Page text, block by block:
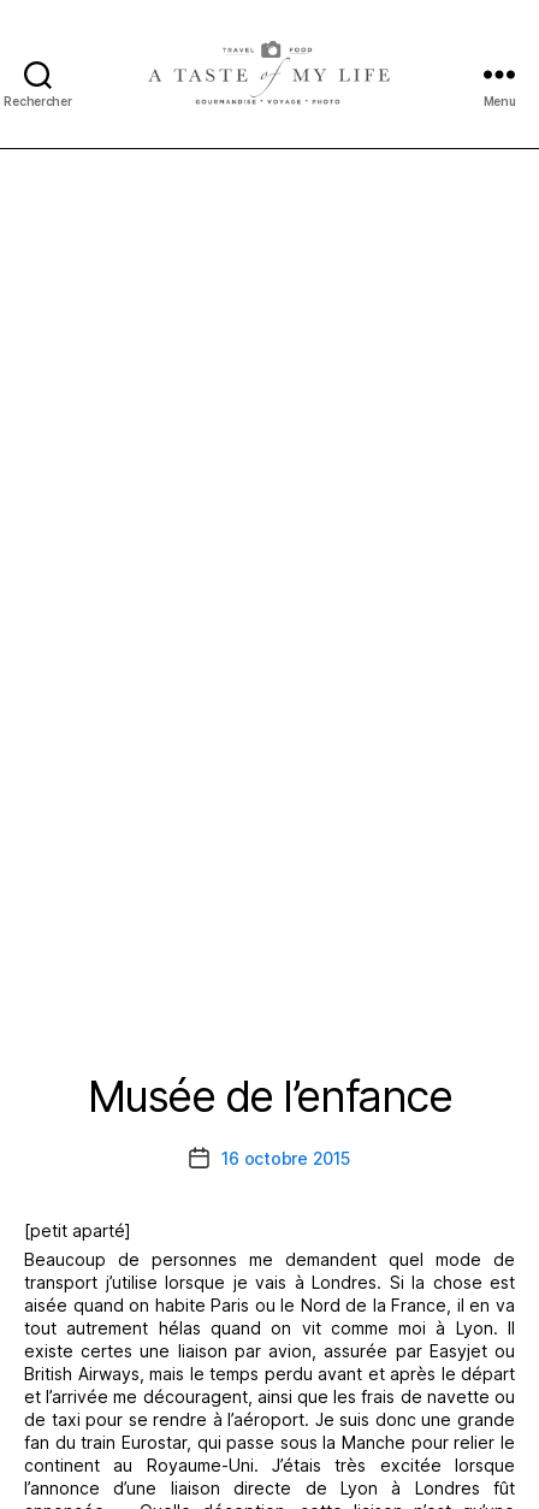
Rechercher
taste
Menu
Catégories
Musée de l’enfance
Date16 octobre 2015
[petit aparté]
Beaucoup de personnes me demandent quel mode de
transport j’utilise lorsque je vais à Londres. Si la chose est
aisée quand on habite Paris ou le Nord de la France, il en va
tout autrement hélas quand on vit comme moi à Lyon. Il
existe certes une liaison par avion, assurée par Easyjet ou
British Airways, mais le temps perdu avant et après le départ
et l’arrivée me découragent, ainsi que les frais de navette ou
de taxi pour se rendre à l’aéroport. Je suis donc une grande
fan du train Eurostar, qui passe sous la Manche pour relier le
continent au Royaume-Uni. J’étais très excitée lorsque
l’annonce d’une liaison directe de Lyon à Londres fût